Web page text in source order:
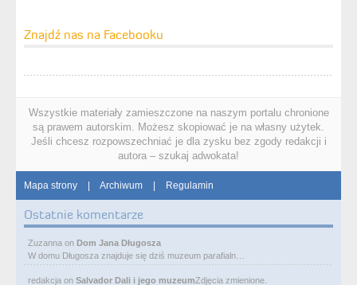
Znajdź nas na Facebooku
Wszystkie materiały zamieszczone na naszym portalu chronione
są prawem autorskim. Możesz skopiować je na własny użytek.
Jeśli chcesz rozpowszechniać je dla zysku bez zgody redakcji i
autora – szukaj adwokata!
Mapa strony | Archiwum | Regulamin
Ostatnie komentarze
Zuzanna on Dom Jana Długosza
W domu Długosza znajduje się dziś muzeum parafialn…
redakcja on Salvador Dali i jego muzeumZdjęcia zmienione.